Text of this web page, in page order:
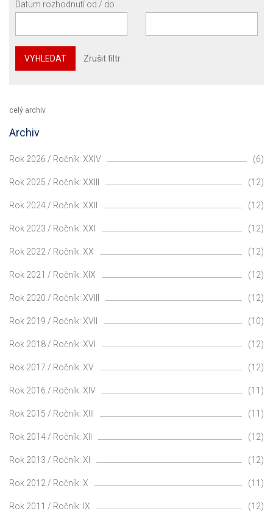
Datum rozhodnutí od / do
VYHLEDAT Zrušit filtr
celý archiv
Archiv
Rok 2026 / Ročník: XXIV (6)
Rok 2025 / Ročník: XXIII (12)
Rok 2024 / Ročník: XXII (12)
Rok 2023 / Ročník: XXI (12)
Rok 2022 / Ročník: XX (12)
Rok 2021 / Ročník: XIX (12)
Rok 2020 / Ročník: XVIII (12)
Rok 2019 / Ročník: XVII (10)
Rok 2018 / Ročník: XVI (12)
Rok 2017 / Ročník: XV (12)
Rok 2016 / Ročník: XIV (11)
Rok 2015 / Ročník: XIII (11)
Rok 2014 / Ročník: XII (12)
Rok 2013 / Ročník: XI (12)
Rok 2012 / Ročník: X (11)
Rok 2011 / Ročník: IX (12)